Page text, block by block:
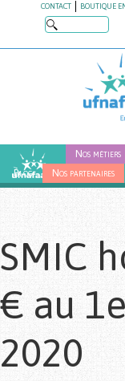
content
CONTACT BOUTIQUE
Nos métiers
Blog
Nos partenaires
SMIC
€ au
2020